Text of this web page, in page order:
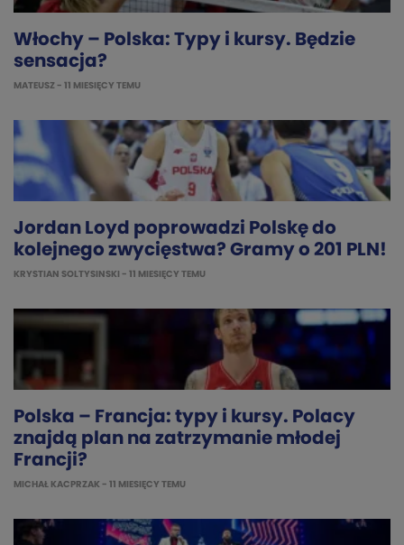
Włochy – Polska: Typy i kursy. Będzie
sensacja?
MATEUSZ - 11 MIESIĘCY TEMU
Jordan Loyd poprowadzi Polskę do
kolejnego zwycięstwa? Gramy o 201 PLN!
KRYSTIAN SOLTYSINSKI - 11 MIESIĘCY TEMU
Polska – Francja: typy i kursy. Polacy
znajdą plan na zatrzymanie młodej
Francji?
MICHAŁ KACPRZAK - 11 MIESIĘCY TEMU